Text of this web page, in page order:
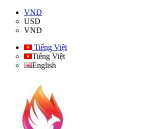
VND
USD
VND
Tiếng Việt
Tiếng Việt
English